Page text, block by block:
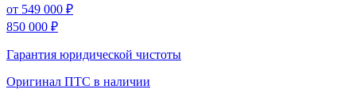
от 549 000 ₽
850 000 ₽
Гарантия юридической чистоты
Оригинал ПТС в наличии